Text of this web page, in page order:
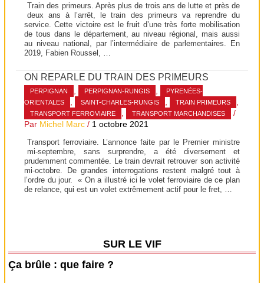
Train des primeurs. Après plus de trois ans de lutte et près de
deux ans à l’arrêt, le train des primeurs va reprendre du
service. Cette victoire est le fruit d’une très forte mobilisation
de tous dans le département, au niveau régional, mais aussi
au niveau national, par l’intermédiaire de parlementaires. En
2019, Fabien Roussel, …
ON REPARLE DU TRAIN DES PRIMEURS
PERPIGNAN PERPIGNAN-RUNGIS
PYRENÉES-
ORIENTALES
SAINT-CHARLES-RUNGIS TRAIN PRIMEURS
TRANSPORT FERROVIAIRE TRANSPORT MARCHANDISES
/
Par Michel Marc / 1 octobre 2021
Transport ferroviaire. L’annonce faite par le Premier ministre
mi-septembre, sans surprendre, a été diversement et
prudemment commentée. Le train devrait retrouver son activité
mi-octobre. De grandes interrogations restent malgré tout à
l’ordre du jour. « On a illustré ici le volet ferroviaire de ce plan
de relance, qui est un volet extrêmement actif pour le fret, …
SUR LE VIF
Ça brûle : que faire ?